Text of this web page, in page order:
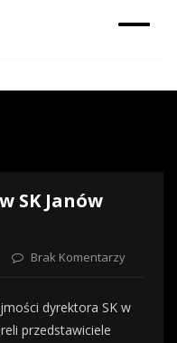
SK Janów
Brak Komentarzy
dyrektora SK w
przedstawiciele